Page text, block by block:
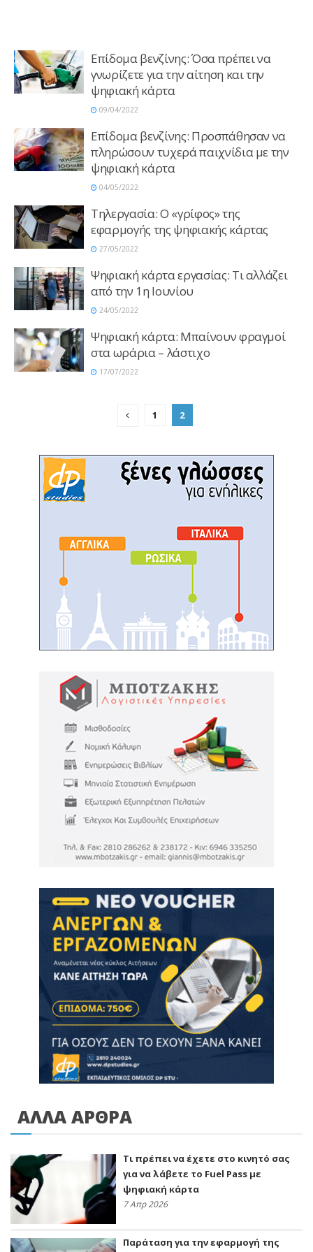
Επίδομα βενζίνης: Όσα πρέπει να
γνωρίζετε για την αίτηση και την
ψηφιακή κάρτα
09/04/2022
Επίδομα βενζίνης: Προσπάθησαν να
πληρώσουν τυχερά παιχνίδια με την
ψηφιακή κάρτα
04/05/2022
Τηλεργασία: Ο «γρίφος» της
εφαρμογής της ψηφιακής κάρτας
27/05/2022
Ψηφιακή κάρτα εργασίας: Τι αλλάζει
από την 1η Ιουνίου
24/05/2022
Ψηφιακή κάρτα: Μπαίνουν φραγμοί
στα ωράρια – λάστιχο
17/07/2022
1 2
ΑΛΛΑ ΑΡΘΡΑ
Τι πρέπει να έχετε στο κινητό σας
για να λάβετε το Fuel Pass με
ψηφιακή κάρτα
7 Απρ 2026
Παράταση για την εφαρμογή της